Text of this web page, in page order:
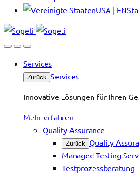
USA | EN
Services
Zurück Services
Innovative Lösungen für Ihren
Mehr erfahren
Quality Assurance
Zurück Quality
Managed Testing
Testprozessberatung